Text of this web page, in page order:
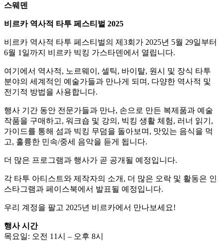
스웨덴
비르카 역사적 타투 페스티벌 2025
비르카 역사적 타투 페스티벌의 제3회가 2025년 5월 29일부터
6월 1일까지 비르카 빅킹 가스타덴에서 열립니다.
여기에서 역사적, 노르웨이, 셀틱, 바이탈, 원시 및 장식 타투
분야의 세계적인 예술가들과 만나게 되며, 다양한 역사적 및
전기적 방법을 사용합니다.
행사 기간 동안 전문가들과 만나, 손으로 만든 복제품과 예술
작품을 구매하고, 워크숍 및 강의, 빅킹 생활 체험, 러너 읽기,
가이드를 통해 섬과 빅킹 무덤을 돌아보며, 맛있는 음식을 먹
고, 훌륭한 민속/중세 음악을 듣게 됩니다.
더 많은 프로그램과 행사가 곧 공개될 예정입니다.
각 타투 아티스트와 제작자의 소개, 더 많은 오락 및 활동은 인
스타그램과 페이스북에서 발표될 예정입니다.
우리 계정을 팔고 2025년 비르카에서 만나보세요!
행사 시간
목요일: 오전 11시 – 오후 8시